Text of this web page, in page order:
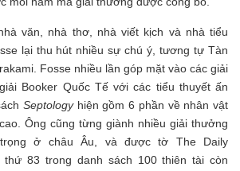
văn, nhà thơ, nhà viết kịch và nhà tiểu
lại thu hút nhiều sự chú ý, tương tự Tàn
Fosse nhiều lần góp mặt vào các giải
Booker Quốc Tế với các tiểu thuyết ấn
Septologyhiện gồm 6 phần về nhân vật
Ông cũng từng giành nhiều giải thưởng
ở châu Âu, và được tờ The Daily
thứ 83 trong danh sách 100 thiên tài còn